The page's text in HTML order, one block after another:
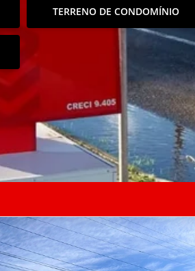
TERRENO DE CONDOMÍNIO